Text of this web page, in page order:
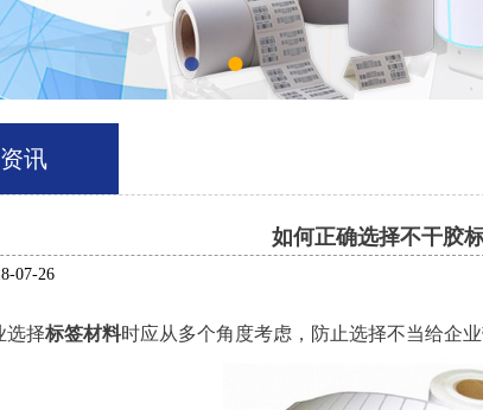
● ●
讯
如何正确选择不干胶
07-26
选择标签材料时应从多个角度考虑，防止选择不当给企业